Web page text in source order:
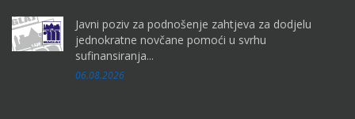
Javni poziv za podnošenje zahtjeva za dodjelu
jednokratne novčane pomoći u svrhu
sufinansiranja...
06.08.2026